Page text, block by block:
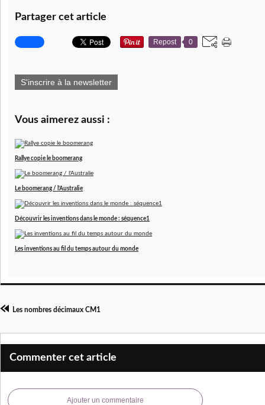
Partager cet article
Repost 0
S'inscrire à la newsletter
Vous aimerez aussi :
Rallye copie le boomerang
Le boomerang / l'Australie
Découvrir les inventions dans le monde : séquence1
Les inventions au fil du temps autour du monde
Les nombres décimaux CM1
Commenter cet article
Ajouter un commentaire